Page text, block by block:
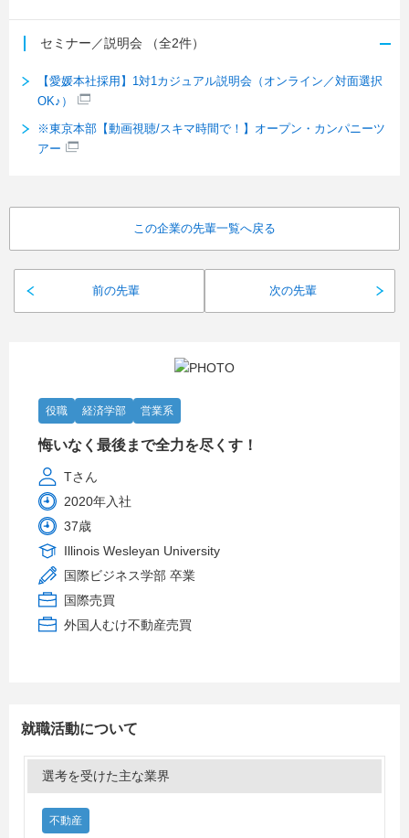
セミナー／説明会 （全2件）
【愛媛本社採用】1対1カジュアル説明会（オンライン／対面選択
OK♪）
※東京本部【動画視聴/スキマ時間で！】オープン・カンパニーツ
アー
前の先輩
この企業の先輩一覧へ戻る
次の先輩
役職 経済学部 営業系
悔いなく最後まで全力を尽くす！
Tさん
2020年入社
37歳
Illinois Wesleyan University
国際ビジネス学部 卒業
国際売買
外国人むけ不動産売買
就職活動について
選考を受けた主な業界
不動産